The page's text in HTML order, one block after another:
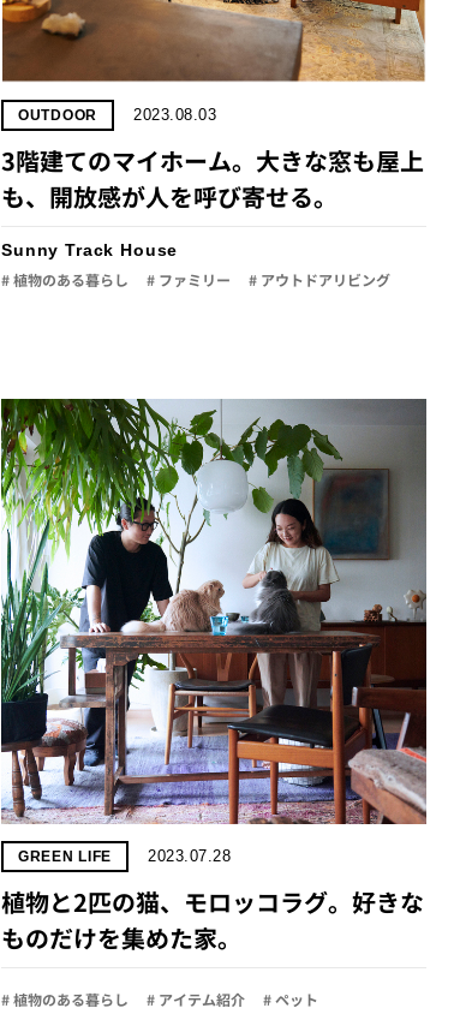
OUTDOOR 2023.08.03
3階建てのマイホーム。大きな窓も屋上
も、開放感が人を呼び寄せる。
Sunny Track House
# 植物のある暮らし # ファミリー # アウトドアリビング
GREEN LIFE 2023.07.28
植物と2匹の猫、モロッコラグ。好きな
ものだけを集めた家。
# 植物のある暮らし # アイテム紹介 # ペット